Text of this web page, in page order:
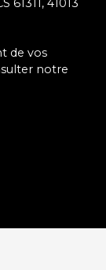
61311, 41013
de vos
notre